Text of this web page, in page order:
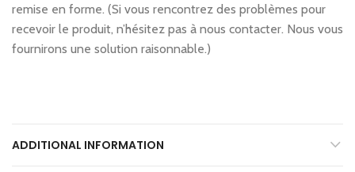
remise en forme. (Si vous rencontrez des problèmes pour
recevoir le produit, n’hésitez pas à nous contacter. Nous vous
fournirons une solution raisonnable.)
ADDITIONAL INFORMATION